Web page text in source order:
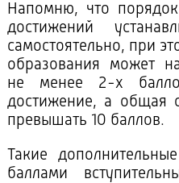
Напомню, что
достижений
самостоятельно, при
образования может
не менее 2-х
достижение, а общая
превышать 10 баллов.
Такие
баллами